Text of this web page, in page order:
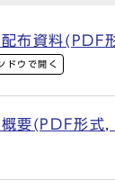
布資料(PDF
ドウで開く
要(PDF形式